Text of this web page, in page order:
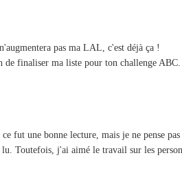
pas ma LAL, c'est déjà ça !
de finaliser ma liste pour ton challenge
fut une bonne lecture, mais je ne pense
Toutefois, j'ai aimé le travail sur les